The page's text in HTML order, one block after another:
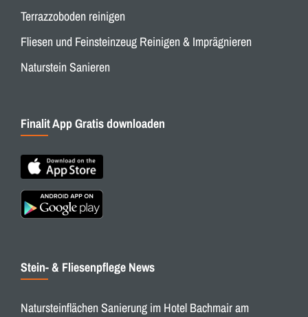
Terrazzoboden reinigen
Fliesen und Feinsteinzeug Reinigen & Imprägnieren
Naturstein Sanieren
Finalit App Gratis downloaden
Stein- & Fliesenpflege News
Natursteinflächen Sanierung im Hotel Bachmair am